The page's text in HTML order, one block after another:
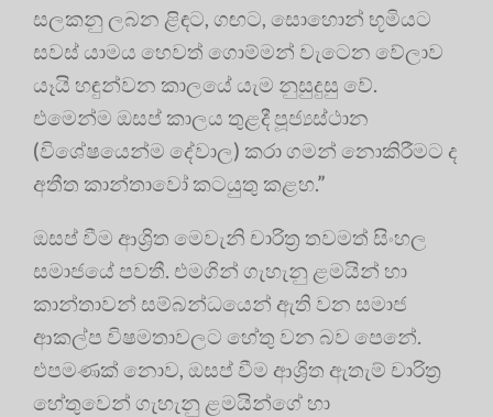
සලකනු ලබන ළිඳට, ගඟට, සොහොන් භූමියට
සවස්‌ යාමය හෙවත් ගොම්මන් වැටෙන වේලාව
යෑයි හඳුන්වන කාලයේ යැම නුසුදුසු වේ.
එමෙන්ම ඔසප් කාලය තුළදී පූජ්‍යස්‌ථාන
(විශේෂයෙන්ම දේවාල) කරා ගමන් නොකිරීමට ද
අතීත කාන්තාවෝ කටයුතු කළහ.”
ඔසප් වීම ආශ්‍රිත මෙවැනි චාරිත්‍ර‍ තවමත් සිංහල
සමාජයේ පවතී. එමගින් ගැහැනු ළමයින් හා
කාන්තාවන් සම්බන්ධයෙන් ඇති වන සමාජ
ආකල්ප විෂමතාවලට හේතු වන බව පෙනේ.
එපමණක් නොව, ඔසප් වීම ආශ්‍රිත ඇතැම් චාරිත්‍ර‍
හේතුවෙන් ගැහැනු ළමයින්ගේ හා